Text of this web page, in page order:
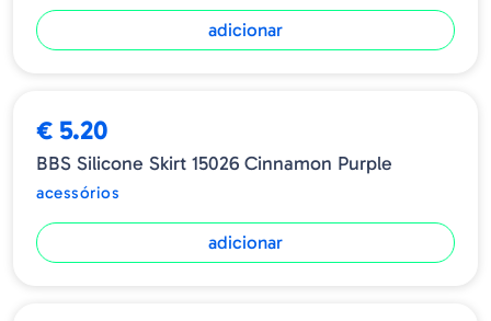
adicionar
€ 5.20
BBS Silicone Skirt 15026 Cinnamon Purple
acessórios
adicionar